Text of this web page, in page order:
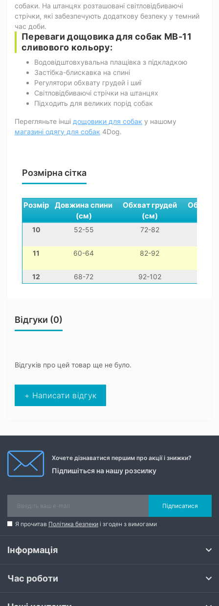
собаки. На штанцях розташовані світловідбиваючі
стрічки, які забезпечують додаткову безпеку у темний
час доби.
Переваги дощовика для собак MB-11
сливового кольору:
Водовідштовхувальна плащівка з підкладкою
Застібка-блискавка на спині
Регулятори обхвату грудей і шиї
Світловідбиваючі стрічки на штанцях
Підходить для великих порід собак
Перегляньте інші дощовики для собак у нашому
магазині одягу для собак 4Dog.
Розмірна сітка
Розмір
Довжина спини
(см)
Обхват грудей
(см)
Обхват
10 52-55 72-82
11 60-64 82-92
12 68-72 92-102
Відгуки (0)
Відгуків про цей товар ще не було.
+ Написати відгук
Хочете дізнаватися першим про акції і знижки?
Підпишіться на нашу розсилку
Підписатися
Я прочитав Політика безпеки і згоден з вимогами
Інформація
Час роботи